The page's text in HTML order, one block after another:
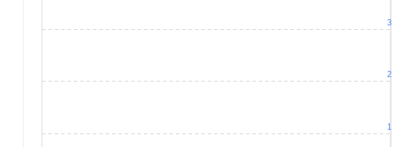
1
2
3